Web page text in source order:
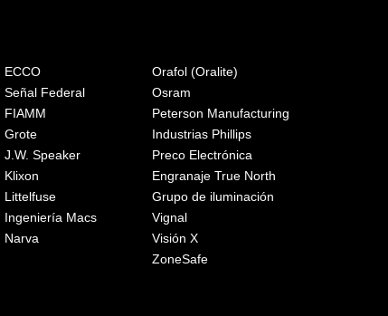
ECCO
Señal Federal
FIAMM
Grote
J.W. Speaker
Klixon
Littelfuse
Ingeniería Macs
Narva
Orafol (Oralite)
Osram
Peterson Manufacturing
Industrias Phillips
Preco Electrónica
Engranaje True North
Grupo de iluminación
Vignal
Visión X
ZoneSafe